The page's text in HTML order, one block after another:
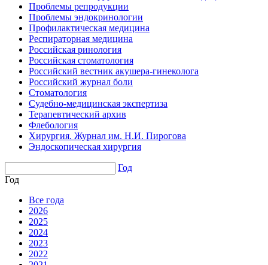
Проблемы репродукции
Проблемы эндокринологии
Профилактическая медицина
Респираторная медицина
Российская ринология
Российская стоматология
Российский вестник акушера-гинеколога
Российский журнал боли
Стоматология
Судебно-медицинская экспертиза
Терапевтический архив
Флебология
Хирургия. Журнал им. Н.И. Пирогова
Эндоскопическая хирургия
Год
Год
Все года
2026
2025
2024
2023
2022